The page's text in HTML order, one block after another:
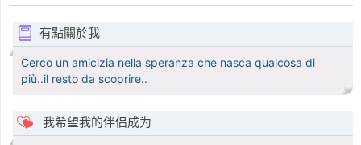
有點關於我
Cerco un amicizia nella speranza che nasca qualcosa di
più..il resto da scoprire..
我希望我的伴侣成为